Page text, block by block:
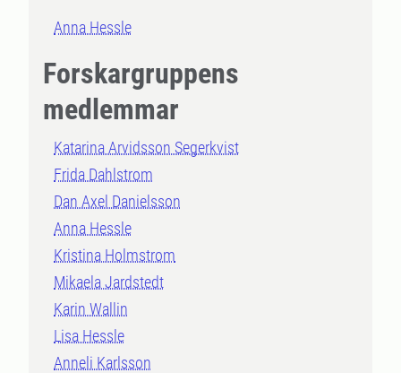
Anna Hessle
Forskargruppens
medlemmar
Katarina Arvidsson Segerkvist
Frida Dahlstrom
Dan Axel Danielsson
Anna Hessle
Kristina Holmstrom
Mikaela Jardstedt
Karin Wallin
Lisa Hessle
Anneli Karlsson